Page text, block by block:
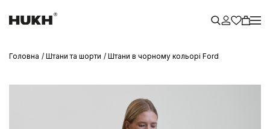
Головна Штани та шорти Штани в чорному кольорі Ford